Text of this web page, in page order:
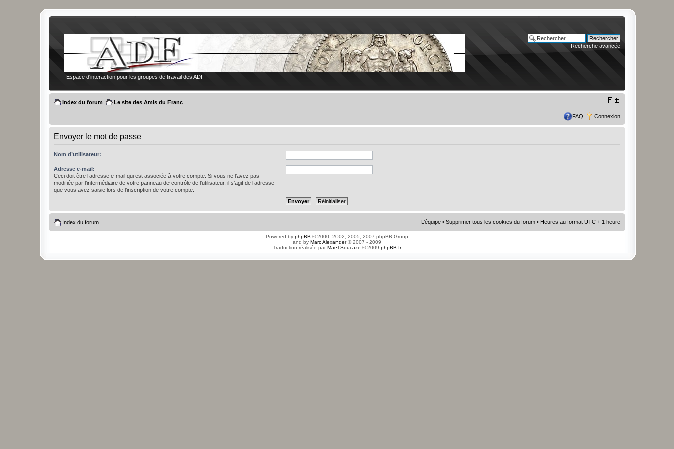
Espace d'interaction pour les groupes de travail des ADF
Recherche avancée
Index du forum Le site des Amis du Franc
FAQ Connexion
Envoyer le mot de passe
Nom d’utilisateur:
Adresse e-mail:
Ceci doit être l’adresse e-mail qui est associée à votre compte. Si vous ne l’avez pas
modifiée par l’intermédiaire de votre panneau de contrôle de l’utilisateur, il s’agit de l’adresse
que vous avez saisie lors de l’inscription de votre compte.
Index du forum L’équipe • Supprimer tous les cookies du forum • Heures au format UTC + 1 heure
Powered by phpBB © 2000, 2002, 2005, 2007 phpBB Group
and by Marc Alexander© 2007 - 2009
Traduction réalisée parMaël Soucaze © 2009 phpBB.fr